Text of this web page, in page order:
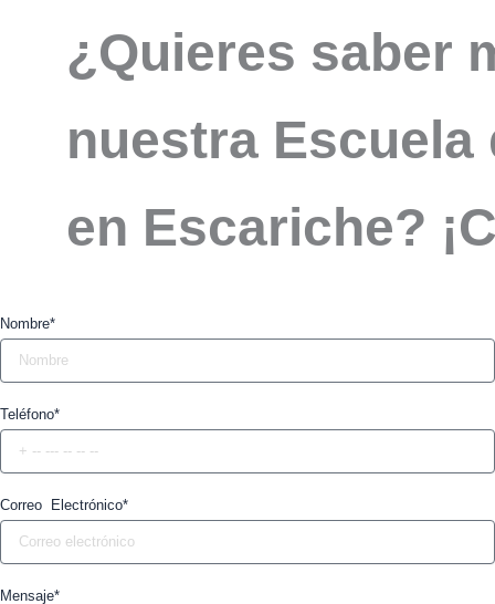
¿Quieres saber
nuestra
en Escariche?
Nombre*
Teléfono*
Correo Electrónico*
Mensaje*